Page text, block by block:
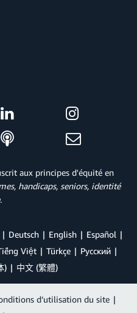
aux principes d'équité en
handicaps, seniors, identité
.
Deutsch English
Español
Việt Türkçe
Ρусский
) 中文 (繁體)
d’utilisation du site |